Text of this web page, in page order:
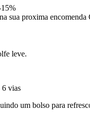
sua proxima encomenda
leve.
6 vias
um bolso para